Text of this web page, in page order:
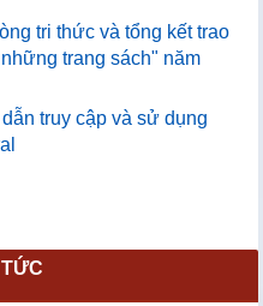
tri thức và tổng kết trao
trang sách" năm
truy cập và sử dụng